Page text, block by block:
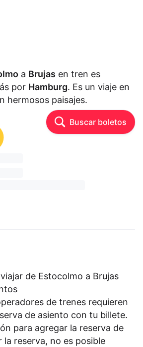
a Brujas en tren es
por Hamburg. Es un viaje en
hermosos paisajes.
Buscar boletos
⏳ ⏳⏳
⏳ ⏳⏳
de Estocolmo a Brujas
de trenes requieren
de asiento con tu billete.
para agregar la reserva de
la reserva, no es posible